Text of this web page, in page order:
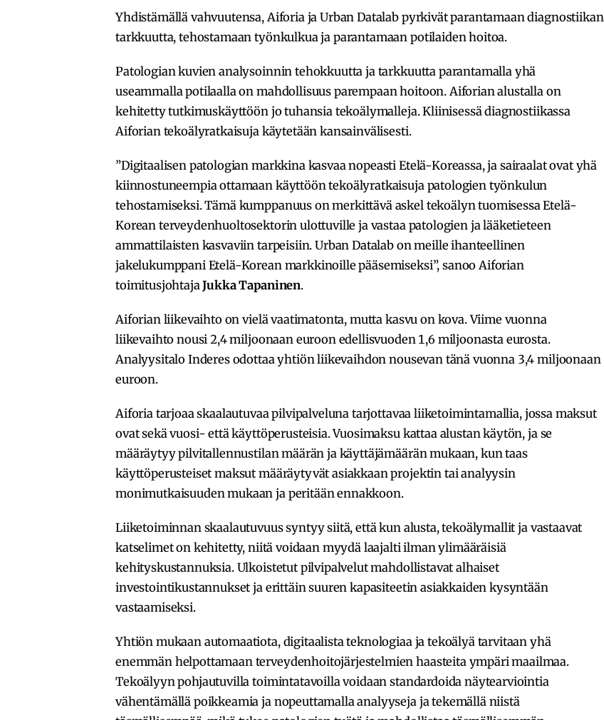
Yhdistämällä vahvuutensa, Aiforia ja Urban Datalab pyrkivät parantamaan diagnostiikan
tarkkuutta, tehostamaan työnkulkua ja parantamaan potilaiden hoitoa.
Patologian kuvien analysoinnin tehokkuutta ja tarkkuutta parantamalla yhä
useammalla potilaalla on mahdollisuus parempaan hoitoon. Aiforian alustalla on
kehitetty tutkimuskäyttöön jo tuhansia tekoälymalleja. Kliinisessä diagnostiikassa
Aiforian tekoälyratkaisuja käytetään kansainvälisesti.
”Digitaalisen patologian markkina kasvaa nopeasti Etelä-Koreassa, ja sairaalat ovat yhä
kiinnostuneempia ottamaan käyttöön tekoälyratkaisuja patologien työnkulun
tehostamiseksi. Tämä kumppanuus on merkittävä askel tekoälyn tuomisessa Etelä-
Korean terveydenhuoltosektorin ulottuville ja vastaa patologien ja lääketieteen
ammattilaisten kasvaviin tarpeisiin. Urban Datalab on meille ihanteellinen
jakelukumppani Etelä-Korean markkinoille pääsemiseksi”, sanoo Aiforian
toimitusjohtajaJukka Tapaninen.
Aiforian liikevaihto on vielä vaatimatonta, mutta kasvu on kova. Viime vuonna
liikevaihto nousi 2,4 miljoonaan euroon edellisvuoden 1,6 miljoonasta eurosta.
Analyysitalo Inderes odottaa yhtiön liikevaihdon nousevan tänä vuonna 3,4 miljoonaan
euroon.
Aiforia tarjoaa skaalautuvaa pilvipalveluna tarjottavaa liiketoimintamallia, jossa maksut
ovat sekä vuosi- että käyttöperusteisia. Vuosimaksu kattaa alustan käytön, ja se
määräytyy pilvitallennustilan määrän ja käyttäjämäärän mukaan, kun taas
käyttöperusteiset maksut määräytyvät asiakkaan projektin tai analyysin
monimutkaisuuden mukaan ja peritään ennakkoon.
Liiketoiminnan skaalautuvuus syntyy siitä, että kun alusta, tekoälymallit ja vastaavat
katselimet on kehitetty, niitä voidaan myydä laajalti ilman ylimääräisiä
kehityskustannuksia. Ulkoistetut pilvipalvelut mahdollistavat alhaiset
investointikustannukset ja erittäin suuren kapasiteetin asiakkaiden kysyntään
vastaamiseksi.
Yhtiön mukaan automaatiota, digitaalista teknologiaa ja tekoälyä tarvitaan yhä
enemmän helpottamaan terveydenhoitojärjestelmien haasteita ympäri maailmaa.
Tekoälyyn pohjautuvilla toimintatavoilla voidaan standardoida näytearviointia
vähentämällä poikkeamia ja nopeuttamalla analyyseja ja tekemällä niistä